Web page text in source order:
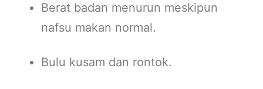
Berat badan menurun meskipun
nafsu makan normal.
Bulu kusam dan rontok.